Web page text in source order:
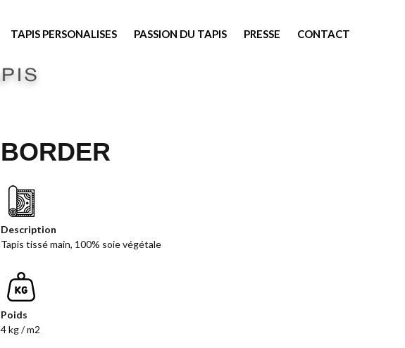
TAPIS PERSONALISES PASSION DU TAPIS PRESSE CONTACT
BORDER
Description
Tapis tissé main, 100% soie végétale
Poids
4 kg / m2